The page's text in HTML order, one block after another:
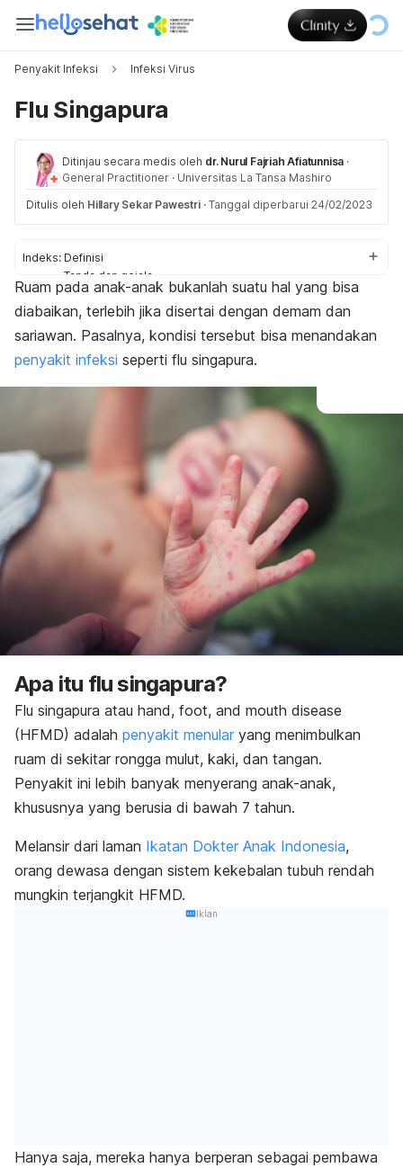
Penyakit Infeksi Infeksi Virus
Flu Singapura
Ditinjau secara medis oleh dr. Nurul Fajriah Afiatunnisa ·
General Practitioner · Universitas La Tansa Mashiro
Ditulis oleh Hillary Sekar Pawestri · Tanggal diperbarui 24/02/2023
Indeks: Definisi
Tanda dan gejala
Penyebab
Faktor risiko
Komplikasi
Pengobatan
Pencegahan
Ruam pada anak-anak bukanlah suatu hal yang bisa
diabaikan, terlebih jika disertai dengan demam dan
sariawan. Pasalnya, kondisi tersebut bisa menandakan
penyakit infeksi seperti flu singapura.
Apa itu flu singapura?
Flu singapura atau hand, foot, and mouth disease
(HFMD) adalah penyakit menular yang menimbulkan
ruam di sekitar rongga mulut, kaki, dan tangan.
Penyakit ini lebih banyak menyerang anak-anak,
khususnya yang berusia di bawah 7 tahun.
Melansir dari laman Ikatan Dokter Anak Indonesia,
orang dewasa dengan sistem kekebalan tubuh rendah
mungkin terjangkit HFMD.
Iklan
Hanya saja, mereka hanya berperan sebagai pembawa